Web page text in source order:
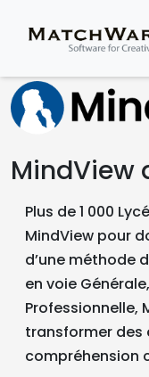
MindView
Plus de 1 000
MindView pour
d’une méthode
en voie
Professionnelle,
transformer des
compréhension